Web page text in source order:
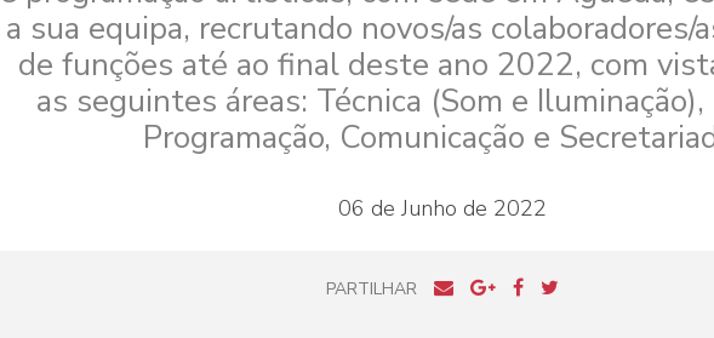
a sua equipa, recrutando novos/as colaboradores/
de funções até ao final deste ano 2022, com
as seguintes áreas: Técnica (Som e Iluminação),
Programação, Comunicação e
06 de Junho de 2022
PARTILHAR